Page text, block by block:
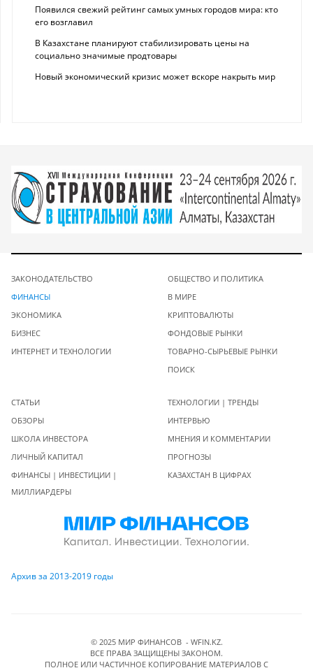
Появился свежий рейтинг самых умных городов мира: кто
его возглавил
В Казахстане планируют стабилизировать цены на
социально значимые продтовары
Новый экономический кризис может вскоре накрыть мир
ЗАКОНОДАТЕЛЬСТВО
ФИНАНСЫ
ЭКОНОМИКА
БИЗНЕС
ИНТЕРНЕТ И ТЕХНОЛОГИИ
ОБЩЕСТВО И ПОЛИТИКА
В МИРЕ
КРИПТОВАЛЮТЫ
ФОНДОВЫЕ РЫНКИ
ТОВАРНО-СЫРЬЕВЫЕ РЫНКИ
ПОИСК
СТАТЬИ
ОБЗОРЫ
ШКОЛА ИНВЕСТОРА
ЛИЧНЫЙ КАПИТАЛ
ФИНАНСЫ | ИНВЕСТИЦИИ |
МИЛЛИАРДЕРЫ
ТЕХНОЛОГИИ | ТРЕНДЫ
ИНТЕРВЬЮ
МНЕНИЯ И КОММЕНТАРИИ
ПРОГНОЗЫ
КАЗАХСТАН В ЦИФРАХ
Архив за 2013-2019 годы
© 2025 МИР ФИНАНСОВ - WFIN.KZ.
ВСЕ ПРАВА ЗАЩИЩЕНЫ ЗАКОНОМ.
ПОЛНОЕ ИЛИ ЧАСТИЧНОЕ КОПИРОВАНИЕ МАТЕРИАЛОВ C